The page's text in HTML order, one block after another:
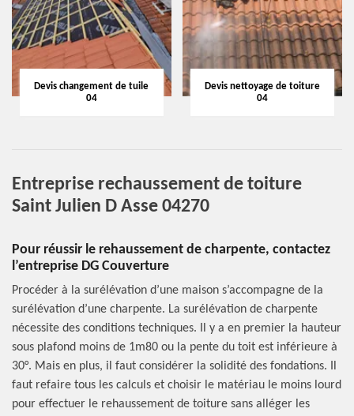
Devis changement de tuile
04
Devis nettoyage de toiture
04
Entreprise rechaussement de toiture
Saint Julien D Asse 04270
Pour réussir le rehaussement de charpente, contactez
l’entreprise DG Couverture
Procéder à la surélévation d’une maison s’accompagne de la
surélévation d’une charpente. La surélévation de charpente
nécessite des conditions techniques. Il y a en premier la hauteur
sous plafond moins de 1m80 ou la pente du toit est inférieure à
30°. Mais en plus, il faut considérer la solidité des fondations. Il
faut refaire tous les calculs et choisir le matériau le moins lourd
pour effectuer le rehaussement de toiture sans alléger les